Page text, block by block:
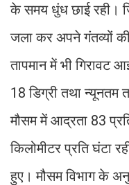
के समय धुंध छाई रही।
जला कर अपने गंतव्यों की
तापमान में भी गिरावट
18 डिग्री तथा न्यूनतम
मौसम में आद्रता 83
किलोमीटर प्रति घंटा
हुए। मौसम विभाग के